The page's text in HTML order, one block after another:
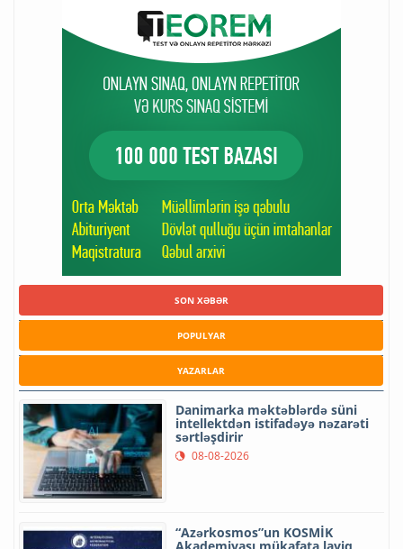
SON XƏBƏR
POPULYAR
YAZARLAR
Danimarka məktəblərdə süni
intellektdən istifadəyə nəzarəti
sərtləşdirir
08-08-2026
“Azərkosmos”un KOSMİK